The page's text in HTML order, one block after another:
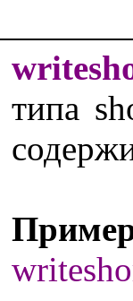
типа